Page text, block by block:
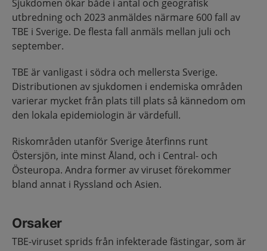
Sjukdomen ökar både i antal och geografisk
utbredning och 2023 anmäldes närmare 600 fall av
TBE i Sverige. De flesta fall anmäls mellan juli och
september.
TBE är vanligast i södra och mellersta Sverige.
Distributionen av sjukdomen i endemiska områden
varierar mycket från plats till plats så kännedom om
den lokala epidemiologin är värdefull.
Riskområden utanför Sverige återfinns runt
Östersjön, inte minst Åland, och i Central- och
Östeuropa. Andra former av viruset förekommer
bland annat i Ryssland och Asien.
Orsaker
TBE-viruset sprids från infekterade fästingar, som är